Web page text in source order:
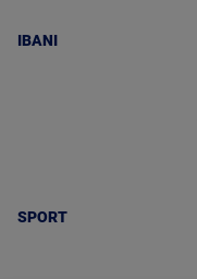
IBANI
SPORT